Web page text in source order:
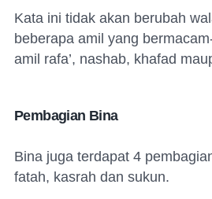
Kata ini tidak akan berubah
beberapa amil yang
amil rafa’, nashab, khafad
Pembagian Bina
Bina juga terdapat 4
fatah, kasrah dan sukun.